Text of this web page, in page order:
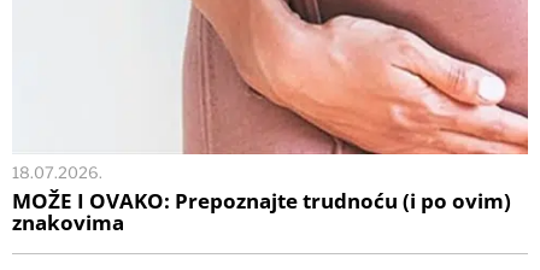
18.07.2026.
MOŽE I OVAKO: Prepoznajte trudnoću (i po ovim)
znakovima